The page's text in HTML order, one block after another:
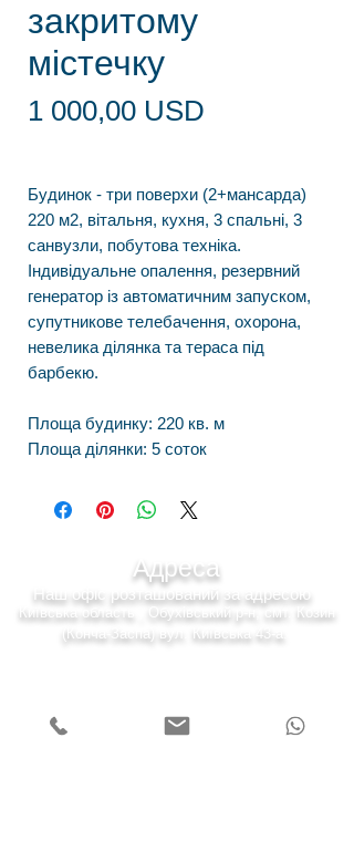
закритому
містечку
1 000,00 USD
Будинок - три поверхи (2+мансарда)
220 м2, вітальня, кухня, 3 спальні, 3
санвузли, побутова техніка.
Індивідуальне опалення, резервний
генератор із автоматичним запуском,
супутникове телебачення, охорона,
невелика ділянка та тераса під
барбекю.
Площа будинку: 220 кв. м
Площа ділянки: 5 соток
Адреса
Наш офіс розташований за адресою
Київська область , Обухівський р-н, смт. Козин
(Конча-Заспа) вул. Київська 43-а.